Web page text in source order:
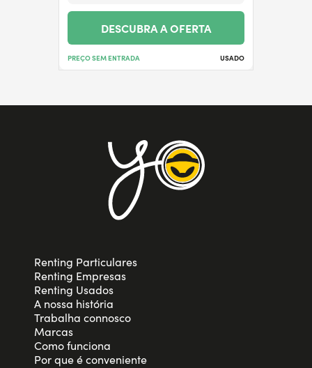
DESCUBRA A OFERTA
PREÇO SEM ENTRADA USADO
Renting Particulares
Renting Empresas
Renting Usados
A nossa história
Trabalha connosco
Marcas
Como funciona
Por que é conveniente